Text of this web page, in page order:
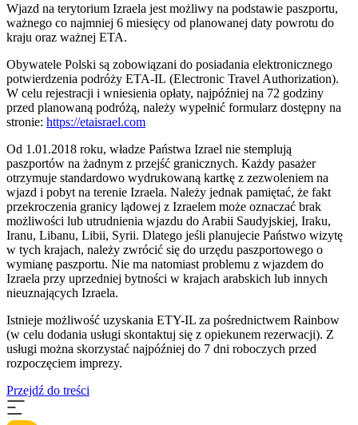
Wjazd na terytorium Izraela jest możliwy na podstawie paszportu,
ważnego co najmniej 6 miesięcy od planowanej daty powrotu do
kraju oraz ważnej ETA.
Obywatele Polski są zobowiązani do posiadania elektronicznego
potwierdzenia podróży ETA-IL (Electronic Travel Authorization).
W celu rejestracji i wniesienia opłaty, najpóźniej na 72 godziny
przed planowaną podróżą, należy wypełnić formularz dostępny na
stronie: https://etaisrael.com
Od 1.01.2018 roku, władze Państwa Izrael nie stemplują
paszportów na żadnym z przejść granicznych. Każdy pasażer
otrzymuje standardowo wydrukowaną kartkę z zezwoleniem na
wjazd i pobyt na terenie Izraela. Należy jednak pamiętać, że fakt
przekroczenia granicy lądowej z Izraelem może oznaczać brak
możliwości lub utrudnienia wjazdu do Arabii Saudyjskiej, Iraku,
Iranu, Libanu, Libii, Syrii. Dlatego jeśli planujecie Państwo wizytę
w tych krajach, należy zwrócić się do urzędu paszportowego o
wymianę paszportu. Nie ma natomiast problemu z wjazdem do
Izraela przy uprzedniej bytności w krajach arabskich lub innych
nieuznających Izraela.
Istnieje możliwość uzyskania ETY-IL za pośrednictwem Rainbow
(w celu dodania usługi skontaktuj się z opiekunem rezerwacji). Z
usługi można skorzystać najpóźniej do 7 dni roboczych przed
rozpoczęciem imprezy.
Przejdź do treści